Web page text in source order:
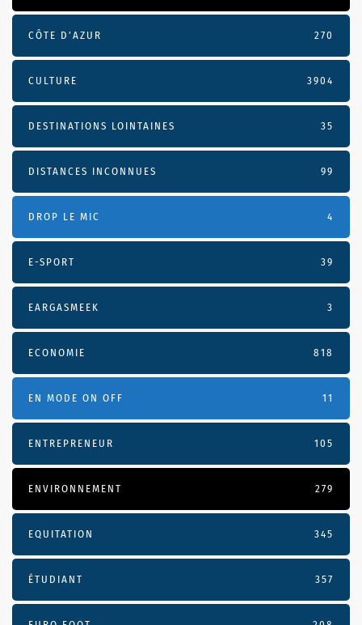
CÔTE D’AZUR 270
CULTURE 3904
DESTINATIONS LOINTAINES 35
DISTANCES INCONNUES 99
DROP LE MIC 4
E-SPORT 39
EARGASMEEK 3
ECONOMIE 818
EN MODE ON OFF 11
ENTREPRENEUR 105
ENVIRONNEMENT 279
EQUITATION 345
ÉTUDIANT 357